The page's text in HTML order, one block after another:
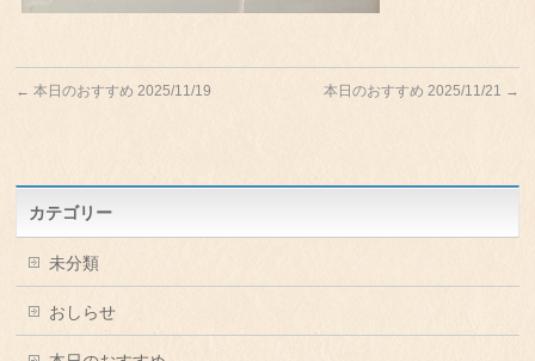
← 本日のおすすめ 2025/11/19 本日のおすすめ 2025/11/21 →
カテゴリー
未分類
おしらせ